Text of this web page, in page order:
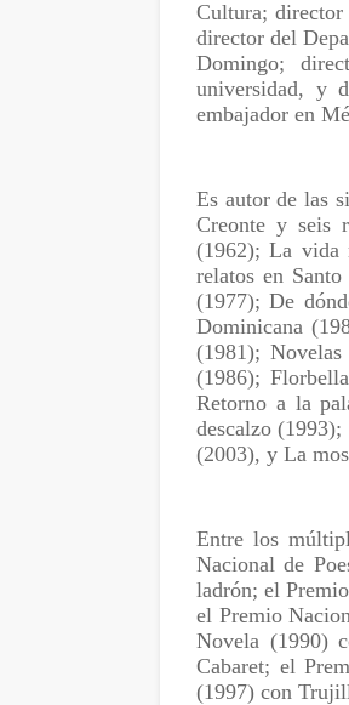
Cultura; director
director del
Domingo;
universidad, y
embajador en
Es autor de las
Creonte y seis
(1962); La vida
relatos en
(1977); De
Dominicana
(1981);
(1986);
Retorno a la
descalzo
(2003), y La
Entre los
Nacional de
ladrón; el
el Premio
Novela (1990)
Cabaret; el
(1997) con